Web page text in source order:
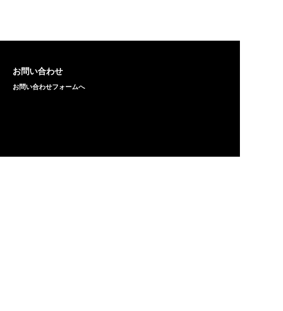
お問い合わせ
お問い合わせフォームへ